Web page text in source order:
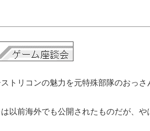
ストリコンの魅力を元特殊部隊のおっさ
は以前海外でも公開されたものだが、や